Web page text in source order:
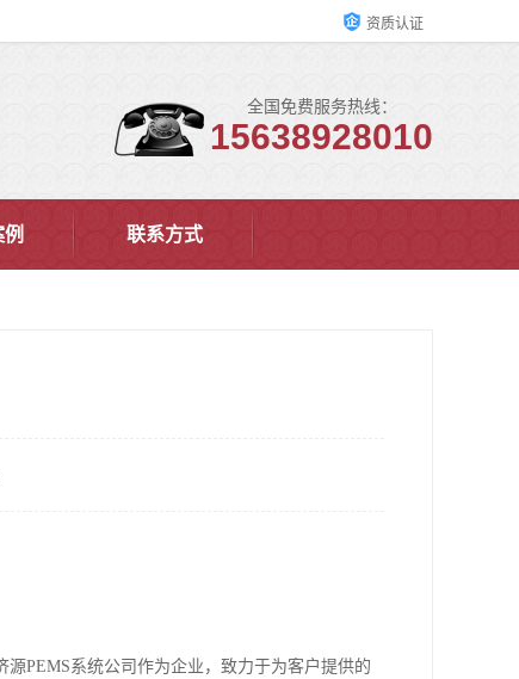
资质认证
全国免费服务热线：
15638928010
联系方式
PEMS系统公司作为企业，致力于为客户提供的